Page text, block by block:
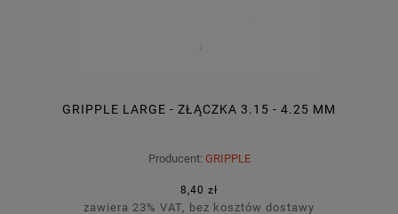
GRIPPLE LARGE - ZŁĄCZKA 3.15 - 4.25 MM
Producent: GRIPPLE
8,40 zł
zawiera 23% VAT, bez kosztów dostawy